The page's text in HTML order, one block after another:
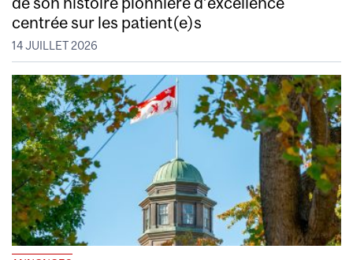
centrée sur les patient(e)s
14 JUILLET 2026